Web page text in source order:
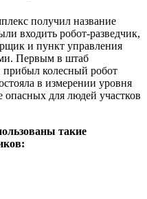
получил название
входить робот-разведчик,
и пункт управления
Первым в штаб
прибыл колесный робот
в измерении уровня
для людей участков
такие